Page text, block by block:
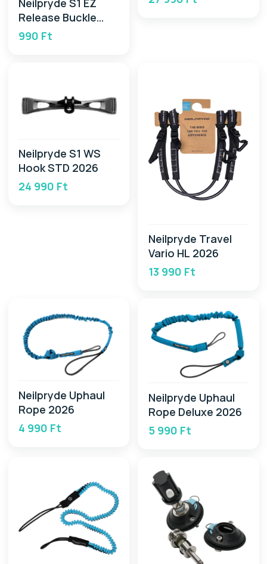
Release Buckle
Strap 2026
990 Ft
Neilpryde S1 WS
Hook STD 2026
24 990 Ft
Neilpryde Travel
Vario HL 2026
13 990 Ft
Neilpryde Uphaul
Rope 2026
4 990 Ft
Neilpryde Uphaul
Rope Deluxe 2026
5 990 Ft